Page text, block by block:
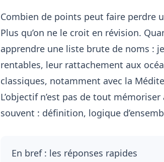
Combien de points peut faire perdre
Plus qu’on ne le croit en révision.
apprendre une liste brute de noms :
rentables, leur rattachement aux
classiques, notamment avec la
L’objectif n’est pas de tout
souvent : définition, logique
En bref : les réponses rapides